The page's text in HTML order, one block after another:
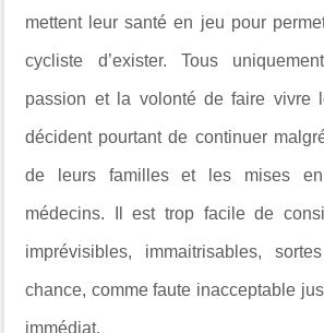
mettent leur santé en jeu pour
cycliste d’exister. Tous
passion et la volonté de faire vivre
décident pourtant de continuer
de leurs familles et les mises
médecins. Il est trop facile de
imprévisibles, immaitrisables,
chance, comme faute inacceptable
immédiat.